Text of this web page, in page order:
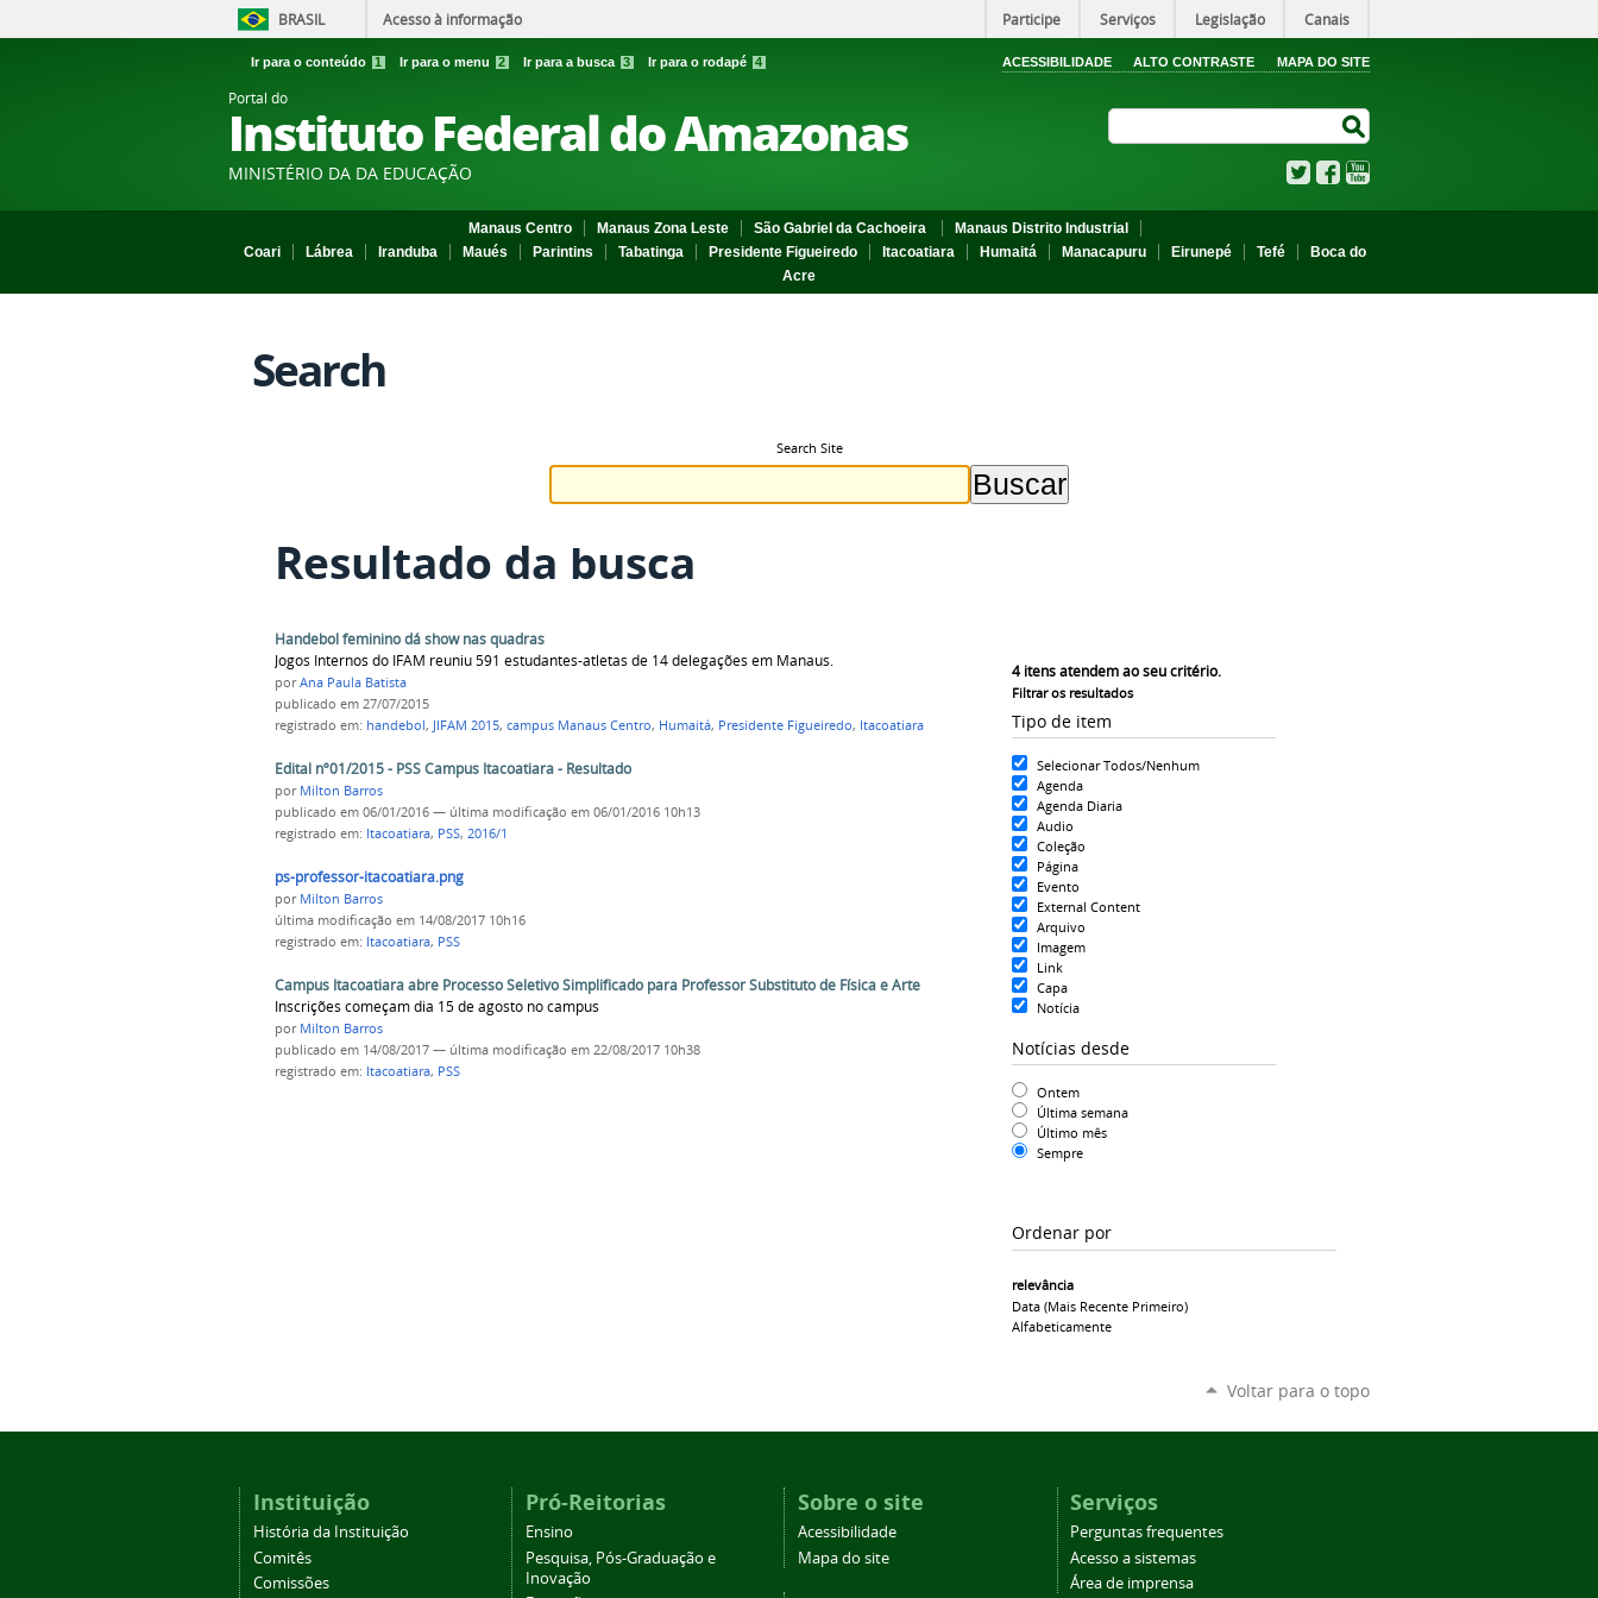
BRASIL Acesso à informação Participe Serviços Legislação Canais
Ir para o conteúdo 1 Ir para o menu 2 Ir para a busca 3 Ir para o rodapé 4 ACESSIBILIDADE ALTO CONTRASTE MAPA DO SITE
Portal do
Instituto Federal do Amazonas
MINISTÉRIO DA DA EDUCAÇÃO TwitterFacebook
Manaus Centro Manaus Zona Leste São Gabriel da Cachoeira
Manaus Distrito Industrial
Coari
Lábrea Iranduba Maués Parintins Tabatinga Presidente Figueiredo Itacoatiara Humaitá Manacapuru Eirunepé Tefé
Boca do
Acre
Search
Search Site
Resultado da busca
4itens atendem ao seu critério.
Filtrar os resultados
Tipo de item
Selecionar Todos/Nenhum
Agenda
Agenda Diaria
Audio
Coleção
Página
Evento
External Content
Arquivo
Imagem
Link
Capa
Notícia
Notícias desde
Ontem
Última semana
Último mês
Sempre
Ordenar por
relevância
Data (mais Recente Primeiro)
Alfabeticamente
Handebol feminino dá show nas quadras
Jogos Internos do IFAM reuniu 591 estudantes-atletas de 14 delegações em Manaus.
porAna Paula Batista
publicado em 27/07/2015
registrado em: handebol, JIFAM 2015, campus Manaus Centro, Humaitá, Presidente Figueiredo, Itacoatiara
Edital nº01/2015 - PSS Campus Itacoatiara - Resultado
por Milton Barros
publicado em 06/01/2016 — última modificação em 06/01/2016 10h13
registrado em: Itacoatiara, PSS, 2016/1
ps-professor-itacoatiara.png
por Milton Barros
última modificação em 14/08/2017 10h16
registrado em: Itacoatiara, PSS
Campus Itacoatiara abre Processo Seletivo Simplificado para Professor Substituto de Física e Arte
Inscrições começam dia 15 de agosto no campus
por Milton Barros
publicado em 14/08/2017 — última modificação em 22/08/2017 10h38
registrado em: Itacoatiara, PSS
Voltar para o topo
Instituição
História da Instituição
Comitês
Comissões
Pró-Reitorias
Ensino
Pesquisa, Pós-Graduação e
Inovação
Sobre o site
Acessibilidade
Mapa do site
Serviços
Perguntas frequentes
Acesso a sistemas
Área de imprensa